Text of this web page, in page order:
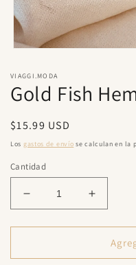
multimedia
en
una
modal
VIAGGI.MODA
Gold Fish
Precio
habitual
$15.99 USD
Los gastos de envío se calculan en la
Cantidad
Reducir
cantidad
para
Fish
cantidad
para
Gold
Fish